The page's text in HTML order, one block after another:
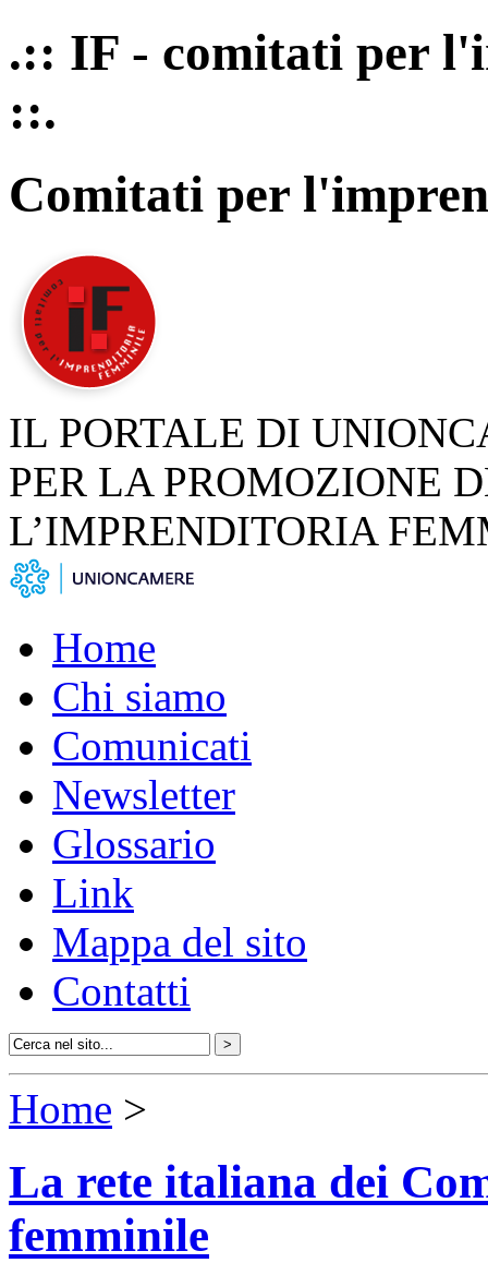
.:: IF - comitati per
::.
Comitati per
IL PORTALE DI
PER LA PROMOZIONE
L’IMPRENDITORIA
Home
Chi siamo
Comunicati
Newsletter
Glossario
Link
Mappa del sito
Contatti
Home >
La rete italiana dei
femminile